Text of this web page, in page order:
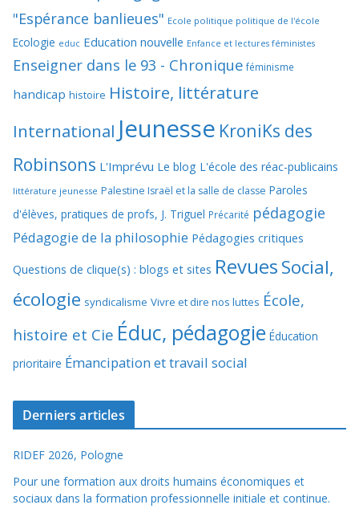
"Espérance banlieues" Ecole politique politique de l'école
Ecologie educ Education nouvelle Enfance et lectures féministes
Enseigner dans le 93 - Chronique féminisme
handicap histoire Histoire, littérature
International Jeunesse KroniKs des
Robinsons L'Imprévu Le blog L'école des réac-publicains
littérature jeunesse Palestine Israël et la salle de classe Paroles
d'élèves, pratiques de profs, J. Triguel Précarité pédagogie
Pédagogie de la philosophie Pédagogies critiques
Questions de clique(s) : blogs et sites RevuesSocial,
écologie syndicalisme Vivre et dire nos luttes École,
histoire et Cie Éduc, pédagogie Éducation
prioritaire Émancipation et travail social
Derniers articles
RIDEF 2026, Pologne
Pour une formation aux droits humains économiques et
sociaux dans la formation professionnelle initiale et continue.